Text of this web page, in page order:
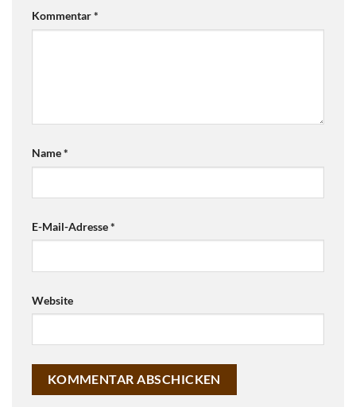
Kommentar*
Name*
E-Mail-Adresse*
Website